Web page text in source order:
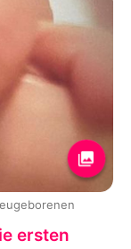
ersten